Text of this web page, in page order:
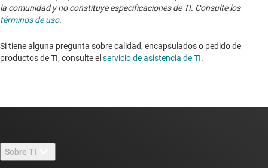
la comunidad y no constituye especificaciones de TI. Consulte los
términos de uso.
Si tiene alguna pregunta sobre calidad, encapsulados o pedido de
productos de TI, consulte el servicio de asistencia de TI. ​​​​​​​​​​​​​​
Sobre TI